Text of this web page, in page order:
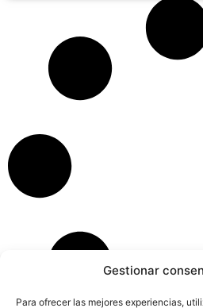
Gestionar
Para ofrecer las mejores experiencias,